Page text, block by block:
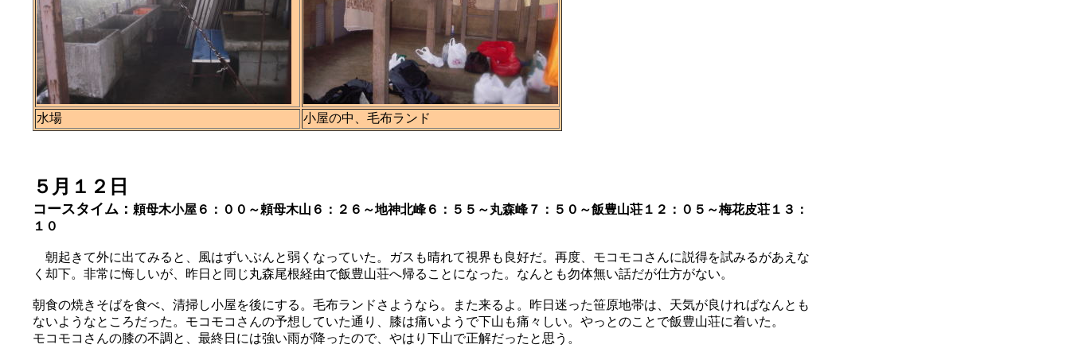
水場 小屋の中、毛布ランド
５月１２日
コースタイム： 頼母木小屋６：００～頼母木山６：２６～地神北峰６：５５～丸森峰７：５０～飯豊山荘１２：０５～梅花皮荘１３：
１０
朝起きて外に出てみると、風はずいぶんと弱くなっていた。ガスも晴れて視界も良好だ。再度、モコモコさんに説得を試みるがあえな
く却下。非常に悔しいが、昨日と同じ丸森尾根経由で飯豊山荘へ帰ることになった。なんとも勿体無い話だが仕方がない。
朝食の焼きそばを食べ、清掃し小屋を後にする。毛布ランドさようなら。また来るよ。昨日迷った笹原地帯は、天気が良ければなんとも
ないようなところだった。モコモコさんの予想していた通り、膝は痛いようで下山も痛々しい。やっとのことで飯豊山荘に着いた。
モコモコさんの膝の不調と、最終日には強い雨が降ったので、やはり下山で正解だったと思う。